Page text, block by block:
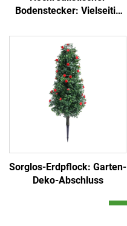
Bodenstecker: Vielseitig
gewerbliche
Landschaftsgestaltung
Sorglos-Erdpflock: Garten-
Deko-Abschluss